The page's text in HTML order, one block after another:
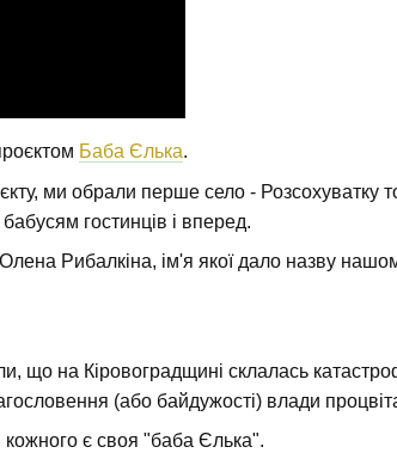
Баба Єлька.
ми обрали перше село - Розсохуватку
гостинців і вперед.
Рибалкіна, ім'я якої дало назву
що на Кіровоградщині склалась
(або байдужості) влади
є своя "баба Єлька".